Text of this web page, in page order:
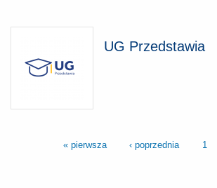
UG Przedstawia
« pierwsza ‹ poprzednia 1